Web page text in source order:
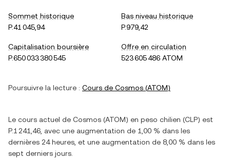
Sommet historique
P.41 045,94
Bas niveau historique
P.979,42
Capitalisation boursière
P.650 033 380 545
Offre en circulation
523 605 486 ATOM
Poursuivre la lecture : Cours de Cosmos (ATOM)
Le cours actuel de Cosmos (ATOM) en peso chilien (CLP) est
P.1 241,46 , avec une augmentation de 1,00 % dans les
dernières 24 heures, et une augmentation de 8,00 % dans les
sept derniers jours.